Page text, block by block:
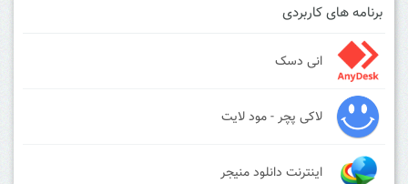
برنامه های کاربردی
انی دسک
لاکی پچر - مود لایت
اینترنت دانلود منیجر